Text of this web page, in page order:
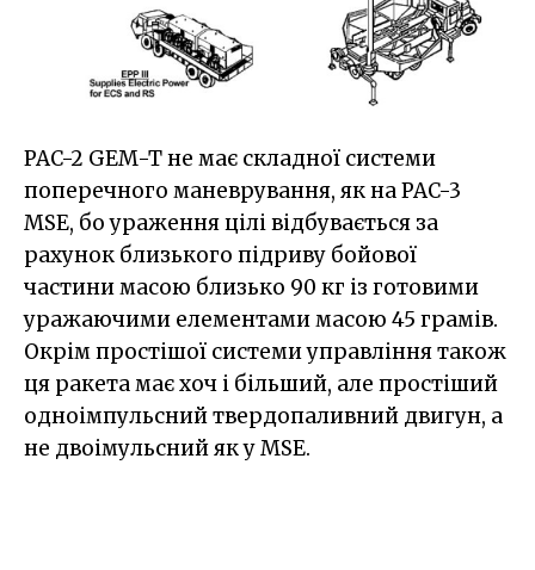
PAC-2 GEM-T не має складної системи
поперечного маневрування, як на PAC-3
MSE, бо ураження цілі відбувається за
рахунок близького підриву бойової
частини масою близько 90 кг із готовими
уражаючими елементами масою 45 грамів.
Окрім простішої системи управління також
ця ракета має хоч і більший, але простіший
одноімпульсний твердопаливний двигун, а
не двоімульсний як у MSE.